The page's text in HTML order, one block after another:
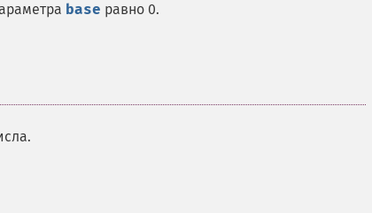
base равно 0.